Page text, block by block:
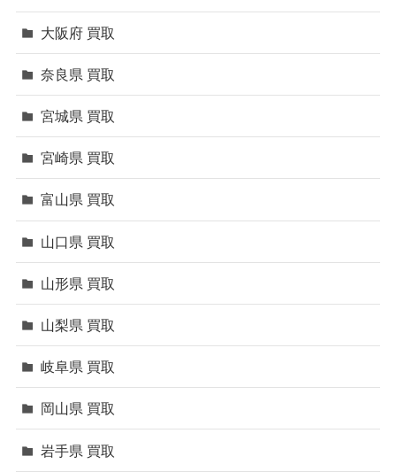
大阪府 買取
奈良県 買取
宮城県 買取
宮崎県 買取
富山県 買取
山口県 買取
山形県 買取
山梨県 買取
岐阜県 買取
岡山県 買取
岩手県 買取